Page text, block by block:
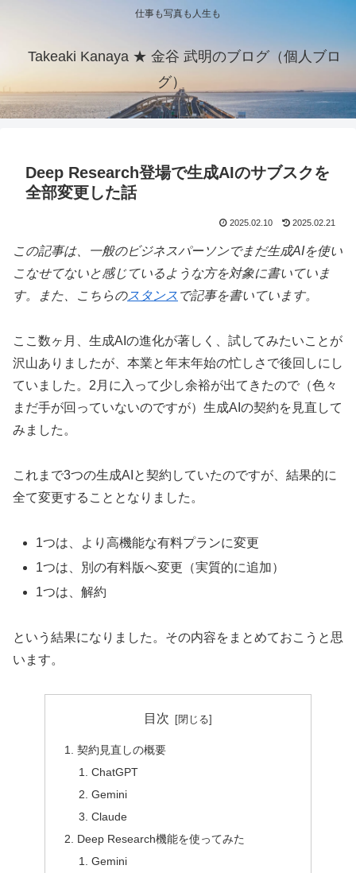
仕事も写真も人生も
Takeaki Kanaya ★ 金谷 武明のブログ（個人ブロ
グ）
Deep Research登場で生成AIのサブスクを
全部変更した話
2025.02.10 2025.02.21
この記事は、一般のビジネスパーソンでまだ生成AIを使い
こなせてないと感じているような方を対象に書いていま
す。また、こちらのスタンス で記事を書いています。
ここ数ヶ月、生成AIの進化が著しく、試してみたいことが
沢山ありましたが、本業と年末年始の忙しさで後回しにし
ていました。2月に入って少し余裕が出てきたので（色々
まだ手が回っていないのですが）生成AIの契約を見直して
みました。
これまで3つの生成AIと契約していたのですが、結果的に
全て変更することとなりました。
1つは、より高機能な有料プランに変更
1つは、別の有料版へ変更（実質的に追加）
1つは、解約
という結果になりました。その内容をまとめておこうと思
います。
目次
契約見直しの概要
ChatGPT
Gemini
Claude
Deep Research機能を使ってみた
Gemini